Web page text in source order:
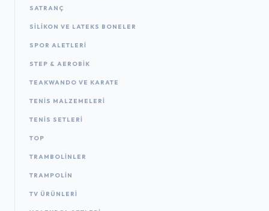
SATRANÇ
SILIKON VE LATEKS BONELER
SPOR ALETLERI
STEP & AEROBIK
TEAKWANDO VE KARATE
TENIS MALZEMELERI
TENIS SETLERI
TOP
TRAMBOLINLER
TRAMPOLIN
TV ÜRÜNLERI